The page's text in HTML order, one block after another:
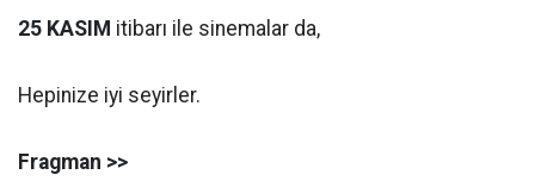
25 KASIM itibarı ile sinemalar da,
Hepinize iyi seyirler.
Fragman >>